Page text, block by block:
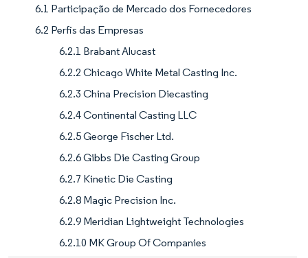
6.1 Participação de Mercado dos Fornecedores
6.2 Perfis das Empresas
6.2.1 Brabant Alucast
6.2.2 Chicago White Metal Casting Inc.
6.2.3 China Precision Diecasting
6.2.4 Continental Casting LLC
6.2.5 George Fischer Ltd.
6.2.6 Gibbs Die Casting Group
6.2.7 Kinetic Die Casting
6.2.8 Magic Precision Inc.
6.2.9 Meridian Lightweight Technologies
6.2.10 MK Group Of Companies